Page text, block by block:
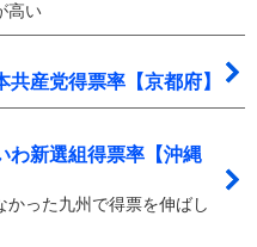
高い
産党得票率【京都府】
わ新選組得票率【沖縄
かった九州で得票を伸ばし